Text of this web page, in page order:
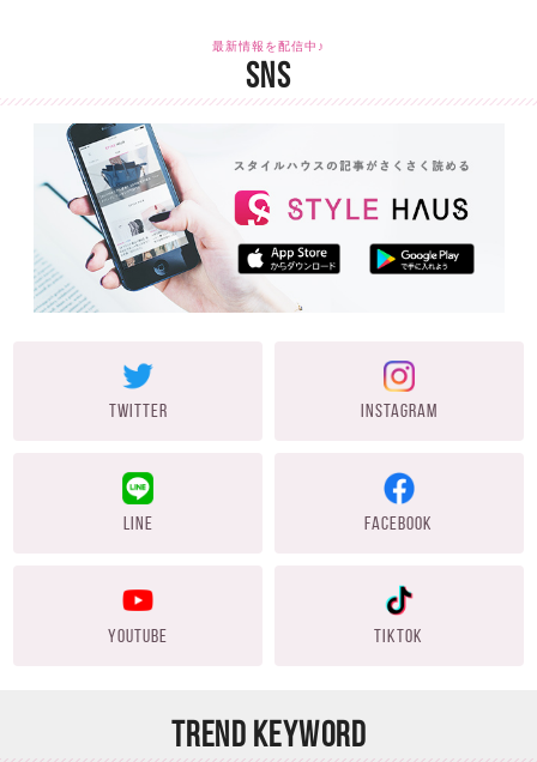
最新情報を配信中♪
SNS
TWITTER INSTAGRAM
LINE FACEBOOK
YOUTUBE TIKTOK
TREND KEYWORD